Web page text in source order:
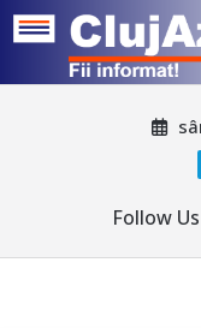
Follow Us